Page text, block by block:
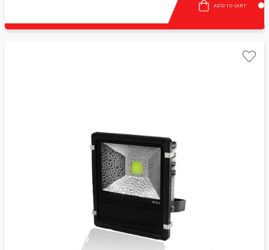
ADD TO CART